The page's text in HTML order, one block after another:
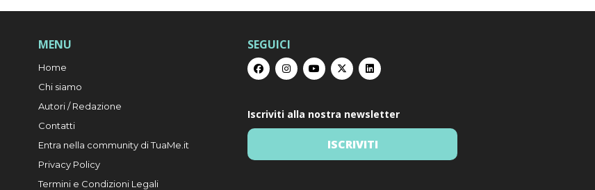
MENU
Home
Chi siamo
Autori / Redazione
Contatti
Entra nella community di TuaMe.it
Privacy Policy
Termini e Condizioni Legali
SEGUICI
Iscriviti alla nostra newsletter
ISCRIVITI